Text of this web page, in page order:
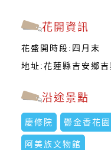
花開資訊
花盛開時段:四月末
地址:花蓮縣吉安鄉
沿途景點
慶修院 鬱金香花
阿美族文物館